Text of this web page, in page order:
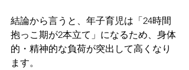
結論から言うと、年子育児は「24時間
抱っこ期が2本立て」になるため、身体
的・精神的な負荷が突出して高くなり
ます。